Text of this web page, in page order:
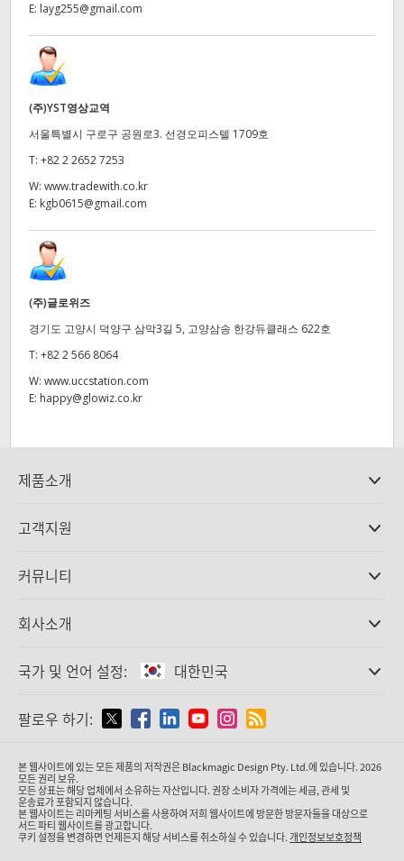
E: layg255@gmail.com
(주)YST영상교역
서울특별시 구로구 공원로3. 선경오피스텔 1709호
T: +82 2 2652 7253
W: www.tradewith.co.kr
E: kgb0615@gmail.com
(주)글로위즈
경기도 고양시 덕양구 삼막3길 5, 고양삼송 한강듀클래스 622호
T: +82 2 566 8064
W: www.uccstation.com
E: happy@glowiz.co.kr
제품소개
DaVinci Resolve와 Fusion 소프트웨어
Ultimatte
캡쳐 및 재생
표준 변환
네트워크 스토리지
라우팅 및 분배
스트리밍·인코딩
고객지원
고객지원 센터
커뮤니티
회사소개
회사 소개
미디어
국가 및 언어 설정: 대한민국
국가 및 언어를 설정하세요
Australia
Austria
팔로우 하기:
본 웹사이트에 있는 모든 제품의 저작권은 Blackmagic Design Pty. Ltd.에 있습니다. 2026
모든 권리 보유.
모든 상표는 해당 업체에서 소유하는 자산입니다. 권장 소비자 가격에는 세금, 관세 및
운송료가 포함되지 않습니다.
본 웹사이트는 리마케팅 서비스를 사용하여 저희 웹사이트에 방문한 방문자들을 대상으로
서드 파티 웹사이트를 광고합니다.
쿠키 설정을 변경하면 언제든지 해당 서비스를 취소하실 수 있습니다.개인정보보호정책